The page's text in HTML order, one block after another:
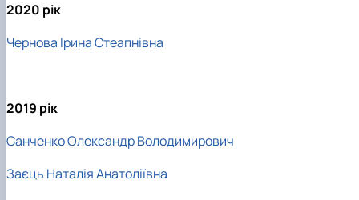
2020 рік
Чернова Ірина Стеапнівна
2019 рік
Санченко Олександр Володимирович
Заєць Наталія Анатоліївна